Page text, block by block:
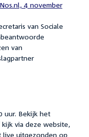
4 november
van Sociale
van
uur. Bekijk het
kijk via deze website,
live uitgezonden op